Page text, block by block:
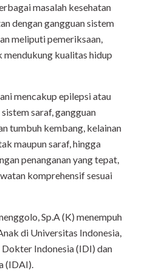
masalah kesehatan
dengan gangguan sistem
meliputi pemeriksaan,
mendukung kualitas hidup
mencakup epilepsi atau
saraf, gangguan
tumbuh kembang, kelainan
maupun saraf, hingga
penanganan yang tepat,
komprehensif sesuai
Sp.A (K) menempuh
di Universitas Indonesia,
Indonesia (IDI) dan
(IDAI).